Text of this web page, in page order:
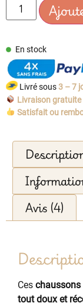
En stock
Livré sous3 – 7
Livraison gratuite
Satisfait ou
Avis (4)
Ces
tout doux et